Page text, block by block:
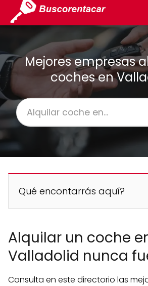
Mejores empresas
coches en
Qué encontarrás aquí?
Alquilar un coche
Valladolid nunca
Consulta en este directorio las